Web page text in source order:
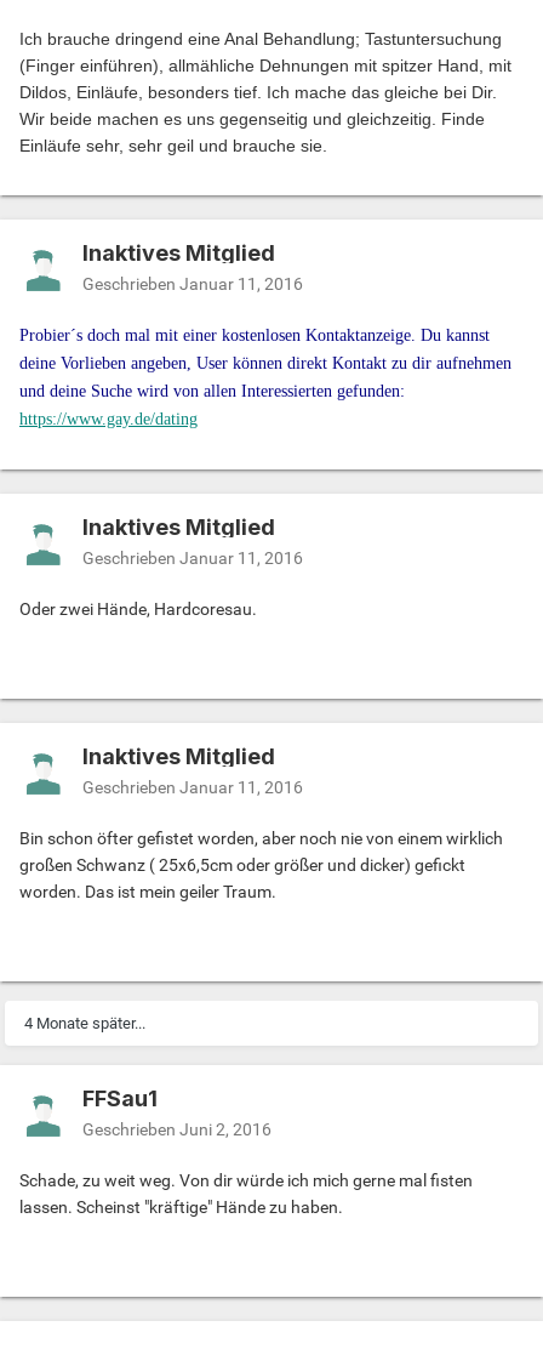
Ich brauche dringend eine Anal Behandlung; Tastuntersuchung
(Finger einführen), allmähliche Dehnungen mit spitzer Hand, mit
Dildos, Einläufe, besonders tief. Ich mache das gleiche bei Dir.
Wir beide machen es uns gegenseitig und gleichzeitig. Finde
Einläufe sehr, sehr geil und brauche sie.
Inaktives Mitglied
Geschrieben Januar 11, 2016
Probier´s doch mal mit einer kostenlosen Kontaktanzeige. Du kannst
deine Vorlieben angeben, User können direkt Kontakt zu dir aufnehmen
und deine Suche wird von allen Interessierten gefunden:
https://www.gay.de/dating
Inaktives Mitglied
Geschrieben Januar 11, 2016
Oder zwei Hände, Hardcoresau.
Inaktives Mitglied
Geschrieben Januar 11, 2016
Bin schon öfter gefistet worden, aber noch nie von einem wirklich
großen Schwanz ( 25x6,5cm oder größer und dicker) gefickt
worden. Das ist mein geiler Traum.
4 Monate später...
FFSau1
Geschrieben Juni 2, 2016
Schade, zu weit weg. Von dir würde ich mich gerne mal fisten
lassen. Scheinst "kräftige" Hände zu haben.